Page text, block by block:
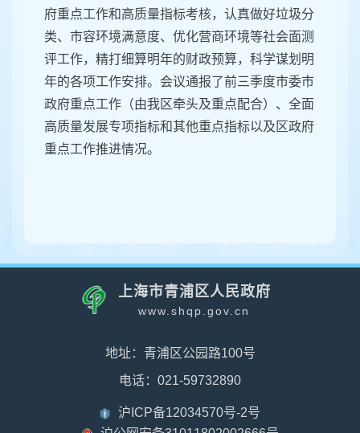
府重点工作和高质量指标考核，认真做好垃圾分
类、市容环境满意度、优化营商环境等社会面测
评工作，精打细算明年的财政预算，科学谋划明
年的各项工作安排。会议通报了前三季度市委市
政府重点工作（由我区牵头及重点配合）、全面
高质量发展专项指标和其他重点指标以及区政府
重点工作推进情况。
上海市青浦区人民政府
www.shqp.gov.cn
地址：青浦区公园路100号
电话：021-59732890
沪ICP备12034570号-2号